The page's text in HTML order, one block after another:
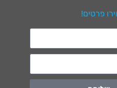
פרטים!